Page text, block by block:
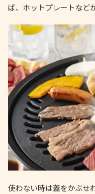
ば、ホットプレートなど
使わない時は蓋をかぶせ